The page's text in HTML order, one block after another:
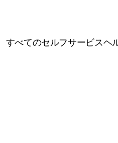
べてのセルフサービスヘ